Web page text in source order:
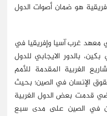
هو ضمان أصوات الدول
معهد غرب آسيا وإفريقيا في
بكين، بالدور الايجابي للدول
الغربية المقدمة للأمم
الإنسان في الصين؛ بحيث
قدمت بعض الدول الغربية
في الصين على مدى سبع